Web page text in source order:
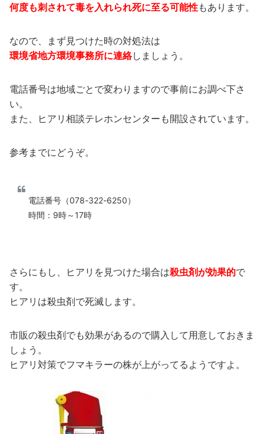
何度も刺されて毒を入れられ死に至る可能性もあります。
なので、まず見つけた時の対処法は
環境省地方環境事務所に連絡しましょう。
電話番号は地域ごとで変わりますので事前にお調べ下さ
い。
また、ヒアリ相談テレホンセンターも開設されています。
参考までにどうぞ。
電話番号（078-322-6250）
時間：9時～17時
さらにもし、ヒアリを見つけた場合は殺虫剤が効果的で
す。
ヒアリは殺虫剤で死滅します。
市販の殺虫剤でも効果があるので購入して用意しておきま
しょう。
ヒアリ対策でフマキラーの株が上がってるようですよ。